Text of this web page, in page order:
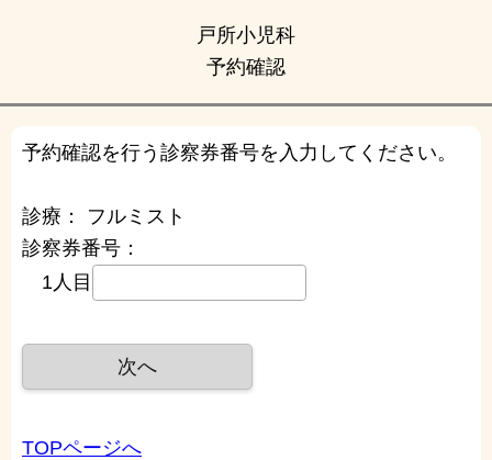
戸所小児科
予約確認
予約確認を行う診察券番号を入力してください。
診療： フルミスト
診察券番号：
1人目
TOPページへ